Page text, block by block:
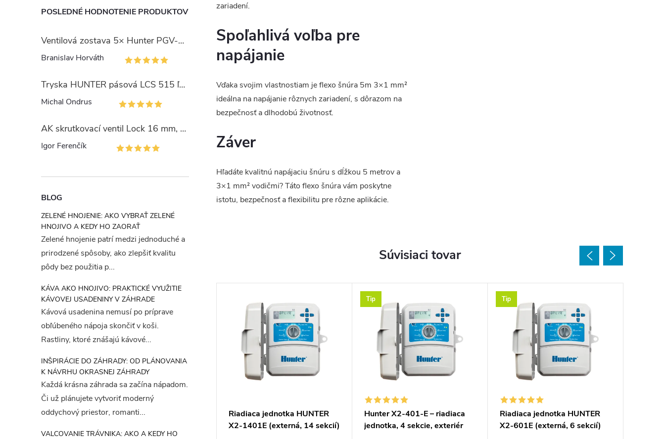
POSLEDNÉ HODNOTENIE PRODUKTOV
Ventilová zostava 5× Hunter PGV-101 so šachtou Jumbo
Branislav Horváth
Tryska HUNTER pásová LCS 515 ľavý okraj
Michal Ondrus
AK skrutkovací ventil Lock 16 mm, PN4
Igor Ferenčík
BLOG
ZELENÉ HNOJENIE: AKO VYBRAŤ ZELENÉ
HNOJIVO A KEDY HO ZAORAŤ
Zelené hnojenie patrí medzi jednoduché a
prirodzené spôsoby, ako zlepšiť kvalitu
pôdy bez použitia p...
KÁVA AKO HNOJIVO: PRAKTICKÉ VYUŽITIE
KÁVOVEJ USADENINY V ZÁHRADE
Kávová usadenina nemusí po príprave
obľúbeného nápoja skončiť v koši.
Rastliny, ktoré znášajú kávové...
INŠPIRÁCIE DO ZÁHRADY: OD PLÁNOVANIA
K NÁVRHU OKRASNEJ ZÁHRADY
Každá krásna záhrada sa začína nápadom.
Či už plánujete vytvoriť moderný
oddychový priestor, romanti...
VALCOVANIE TRÁVNIKA: AKO A KEDY HO
zariadení.
Spoľahlivá voľba pre
napájanie
Vďaka svojim vlastnostiam je flexo šnúra 5m 3×1 mm²
ideálna na napájanie rôznych zariadení, s dôrazom na
bezpečnosť a dlhodobú životnosť.
Záver
Hľadáte kvalitnú napájaciu šnúru s dĺžkou 5 metrov a
3×1 mm² vodičmi? Táto flexo šnúra vám poskytne
istotu, bezpečnosť a flexibilitu pre rôzne aplikácie.
Súvisiaci tovar
HUNTER
Tip
Riadiaca jednotka HUNTER
Riadiaca jednotka HUNTER
X2-1401E (externá, 14 sekcií)
Tip
Hunter X2-401-E – riadiaca
jednotka, 4 sekcie, exteriér
Tip
Riadiaca jednotka HUNTER
X2-601E (externá, 6 sekcií)